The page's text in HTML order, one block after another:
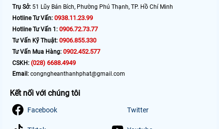
Trụ Sở: 51 Lũy Bán Bích, Phường Phú Thạnh, TP. Hồ Chí Minh
Hotline Tư Vấn: 0938.11.23.99
Hotline Tư Vấn 1: 0906.72.73.77
Tư Vấn Kỹ Thuật: 0906.855.330
Tư Vấn Mua Hàng: 0902.452.577
CSKH: (028) 6688.4949
Email: congngheanthanhphat@gmail.com
Kết nối với chúng tôi
Facebook Twitter